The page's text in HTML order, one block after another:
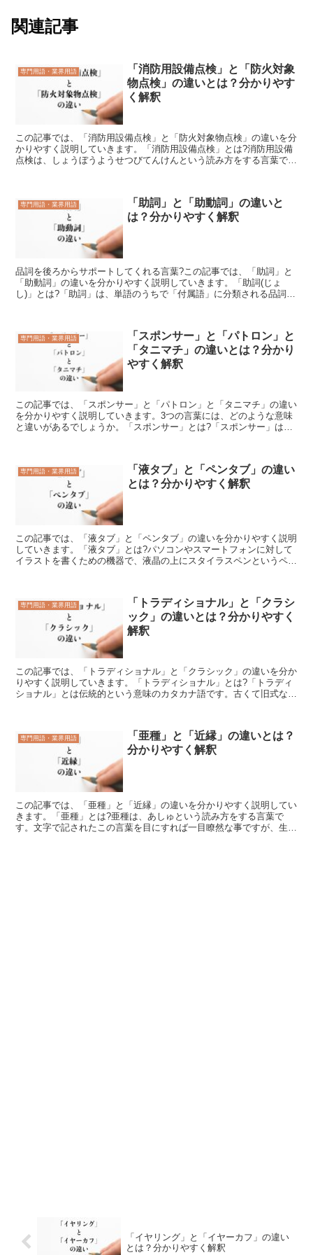
関連記事
専門用語・業界用語
「消防用設備点検」と「防火対象
物点検」の違いとは？分かりやす
く解釈
この記事では、「消防用設備点検」と「防火対象物点検」の違いを分
かりやすく説明していきます。「消防用設備点検」とは?消防用設備
点検は、しょうぼうようせつびてんけんという読み方をする言葉で
専門用語・業界用語
「助詞」と「助動詞」の違いと
は？分かりやすく解釈
品詞を後ろからサポートしてくれる言葉?この記事では、「助詞」と
「助動詞」の違いを分かりやすく説明していきます。「助詞(じょ
し)」とは?「助詞」は、単語のうちで「付属語」に分類される品詞で
専門用語・業界用語
「スポンサー」と「パトロン」と
「タニマチ」の違いとは？分かり
やすく解釈
この記事では、「スポンサー」と「パトロン」と「タニマチ」の違い
を分かりやすく説明していきます。3つの言葉には、どのような意味
と違いがあるでしょうか。「スポンサー」とは?「スポンサー」は
専門用語・業界用語
「液タブ」と「ペンタブ」の違い
とは？分かりやすく解釈
この記事では、「液タブ」と「ペンタブ」の違いを分かりやすく説明
していきます。「液タブ」とは?パソコンやスマートフォンに対して
イラストを書くための機器で、液晶の上にスタイラスペンというペン
専門用語・業界用語
「トラディショナル」と「クラシ
ック」の違いとは？分かりやすく
解釈
この記事では、「トラディショナル」と「クラシック」の違いを分か
りやすく説明していきます。「トラディショナル」とは?「トラディ
ショナル」とは伝統的という意味のカタカナ語です。古くて旧式なも
専門用語・業界用語
「亜種」と「近縁」の違いとは？
分かりやすく解釈
この記事では、「亜種」と「近縁」の違いを分かりやすく説明してい
きます。「亜種」とは?亜種は、あしゅという読み方をする言葉で
す。文字で記されたこの言葉を目にすれば一目瞭然な事ですが、生物
「イヤリング」と「イヤーカフ」の違い
とは？分かりやすく解釈